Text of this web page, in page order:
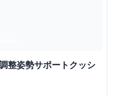
整姿勢サポートクッシ